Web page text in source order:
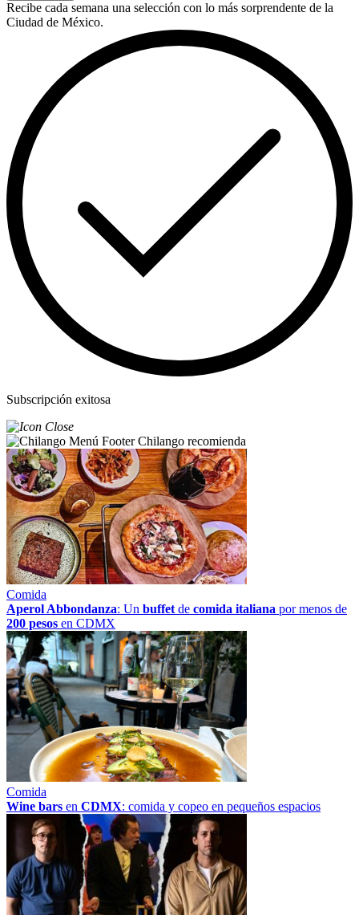
Recibe cada semana una selección con lo más sorprendente de la
Ciudad de México.
Subscripción exitosa
Chilango recomienda
Comida
Aperol Abbondanza: Un buffetde comida italiana por menos de
200 pesos en CDMX
Comida
Wine bars en CDMX: comida y copeo en pequeños espacios